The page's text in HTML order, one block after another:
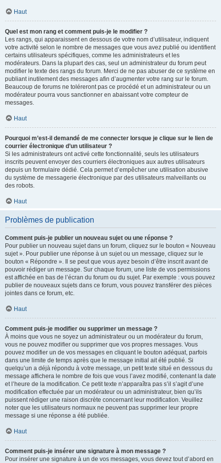
Haut
Quel est mon rang et comment puis-je le modifier ?
Les rangs, qui apparaissent en dessous de votre nom d’utilisateur, indiquent
votre activité selon le nombre de messages que vous avez publié ou identifient
certains utilisateurs spécifiques, comme les administrateurs et les
modérateurs. Dans la plupart des cas, seul un administrateur du forum peut
modifier le texte des rangs du forum. Merci de ne pas abuser de ce système en
publiant inutilement des messages afin d’augmenter votre rang sur le forum.
Beaucoup de forums ne toléreront pas ce procédé et un administrateur ou un
modérateur pourra vous sanctionner en abaissant votre compteur de
messages.
Haut
Pourquoi m’est-il demandé de me connecter lorsque je clique sur le lien de
courrier électronique d’un utilisateur ?
Si les administrateurs ont activé cette fonctionnalité, seuls les utilisateurs
inscrits peuvent envoyer des courriers électroniques aux autres utilisateurs
depuis un formulaire dédié. Cela permet d’empêcher une utilisation abusive
du système de messagerie électronique par des utilisateurs malveillants ou
des robots.
Haut
Problèmes de publication
Comment puis-je publier un nouveau sujet ou une réponse ?
Pour publier un nouveau sujet dans un forum, cliquez sur le bouton « Nouveau
sujet ». Pour publier une réponse à un sujet ou un message, cliquez sur le
bouton « Répondre ». Il se peut que vous ayez besoin d’être inscrit avant de
pouvoir rédiger un message. Sur chaque forum, une liste de vos permissions
est affichée en bas de l’écran du forum ou du sujet. Par exemple : vous pouvez
publier de nouveaux sujets dans ce forum, vous pouvez transférer des pièces
jointes dans ce forum, etc.
Haut
Comment puis-je modifier ou supprimer un message ?
À moins que vous ne soyez un administrateur ou un modérateur du forum,
vous ne pouvez modifier ou supprimer que vos propres messages. Vous
pouvez modifier un de vos messages en cliquant le bouton adéquat, parfois
dans une limite de temps après que le message initial ait été publié. Si
quelqu’un a déjà répondu à votre message, un petit texte situé en dessous du
message affichera le nombre de fois que vous l’avez modifié, contenant la date
et l’heure de la modification. Ce petit texte n’apparaîtra pas s’il s’agit d’une
modification effectuée par un modérateur ou un administrateur, bien qu’ils
puissent rédiger une raison discrète concernant leur modification. Veuillez
noter que les utilisateurs normaux ne peuvent pas supprimer leur propre
message si une réponse a été publiée.
Haut
Comment puis-je insérer une signature à mon message ?
Pour insérer une signature à un de vos messages, vous devez tout d’abord en